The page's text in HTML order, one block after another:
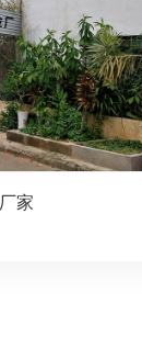
家